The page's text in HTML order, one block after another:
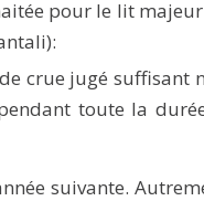
pour le lit
crue jugé suffisant
toute la
suivante.